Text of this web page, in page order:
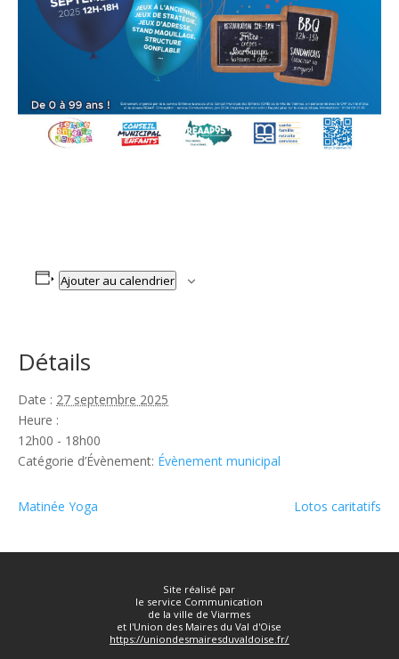
Ajouter au calendrier
Détails
Date : 27 septembre 2025
Heure :
12h00 - 18h00
Catégorie d’Évènement: Évènement municipal
Matinée Yoga Lotos caritatifs
Site réalisé par
le service Communication
de la ville de Viarmes
et l'Union des Maires du Val d'Oise
https://uniondesmairesduvaldoise.fr/